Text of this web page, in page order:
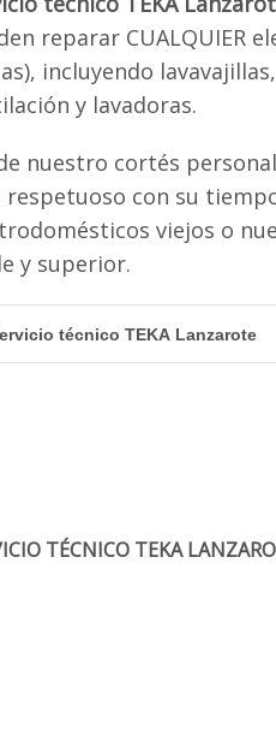
reparar CUALQUIER
incluyendo
y lavadoras.
nuestro cortés
respetuoso con su
viejos o
y superior.
técnico TEKA Lanzarote
TÉCNICO TEKA